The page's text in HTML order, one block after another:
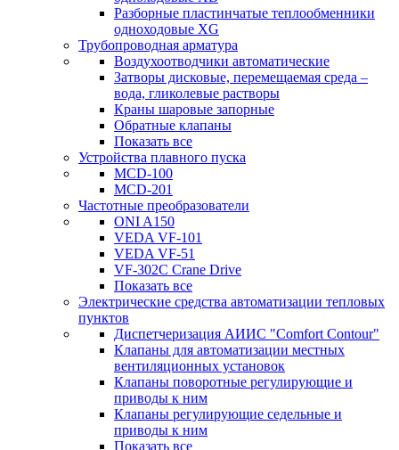
Разборные пластинчатые теплообменники
одноходовые ХG
Трубопроводная арматура
Воздухоотводчики автоматические
Затворы дисковые, перемещаемая среда –
вода, гликолевые растворы
Краны шаровые запорные
Обратные клапаны
Показать все
Устройства плавного пуска
MCD-100
MCD-201
Частотные преобразователи
ONI A150
VEDA VF-101
VEDA VF-51
VF-302C Crane Drive
Показать все
Электрические средства автоматизации тепловых
пунктов
Диспетчеризация АИИС "Comfort Contour"
Клапаны для автоматизации местных
вентиляционных установок
Клапаны поворотные регулирующие и
приводы к ним
Клапаны регулирующие седельные и
приводы к ним
Показать все